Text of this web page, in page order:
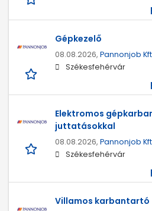
Gépkezelő
08.08.2026, Pannonjob
Székesfehérvár
Elektromos
juttatásokkal
08.08.2026, Pannonjob
Székesfehérvár
Villamos karbantartó